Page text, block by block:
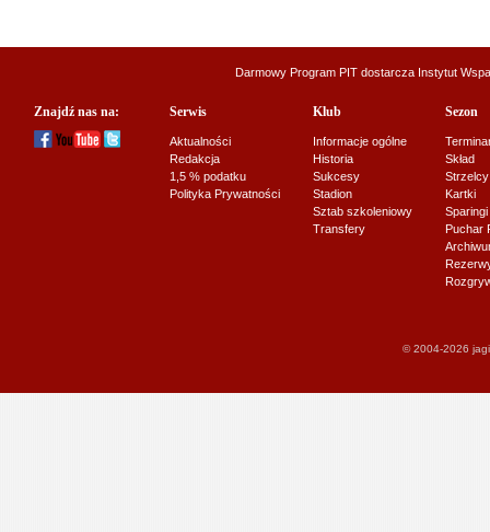
Darmowy Program PIT dostarcza Instytut
Znajdź nas na: Serwis
Aktualności
Redakcja
1,5 % podatku
Polityka Prywatności
Klub
Informacje ogólne
Historia
Sukcesy
Stadion
Sztab szkoleniowy
Transfery
Sezon
Skład
Strzelcy
Kartki
Sparingi
Puchar
© 2004-2026